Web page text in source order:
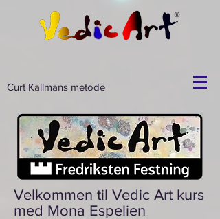
Curt Källmans metode
Velkommen til Vedic Art kurs
med Mona Espelien